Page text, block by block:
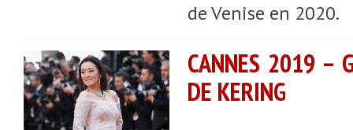
de Venise en 2020.
CANNES 2019 –
DE KERING